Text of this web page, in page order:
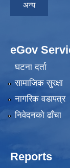
अन्य
eGov
घटना दर्ता
सामाजिक सुरक्षा
नागरिक वडापत्र
निवेदनकाे ढाँचा
Reports